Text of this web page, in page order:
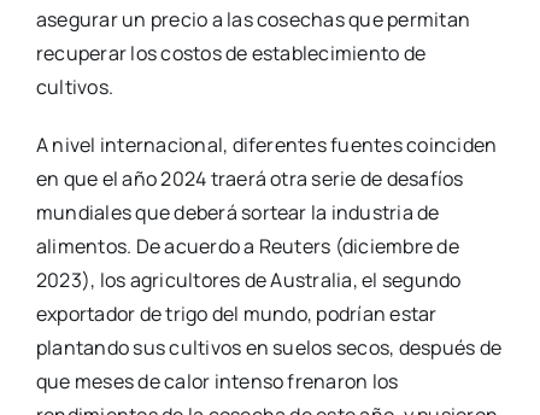
asegurar un precio a las cosechas que permitan
recuperar los costos de establecimiento de
cultivos.
A nivel internacional, diferentes fuentes coinciden
en que el año 2024 traerá otra serie de desafíos
mundiales que deberá sortear la industria de
alimentos. De acuerdo a Reuters (diciembre de
2023), los agricultores de Australia, el segundo
exportador de trigo del mundo, podrían estar
plantando sus cultivos en suelos secos, después de
que meses de calor intenso frenaron los